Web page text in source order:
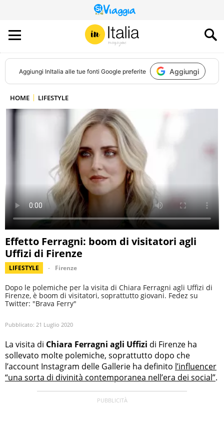
QUESTO
SITO
CONTRIBUISCE
ALL’AUDIENCE
DI
Aggiungi InItalia alle tue fonti Google preferite Aggiungi
HOME LIFESTYLE
Effetto Ferragni: boom di visitatori agli
Uffizi di Firenze
LIFESTYLE Firenze
Dopo le polemiche per la visita di Chiara Ferragni agli Uffizi di
Firenze, è boom di visitatori, soprattutto giovani. Fedez su
Twitter: "Brava Ferry"
Pubblicato: 21 Luglio 2020
La visita di Chiara Ferragni agli Uffizi di Firenze ha
sollevato molte polemiche, soprattutto dopo che
l’account Instagram delle Gallerie ha definito l’influencer
“una sorta di divinità contemporanea nell’era dei social”.